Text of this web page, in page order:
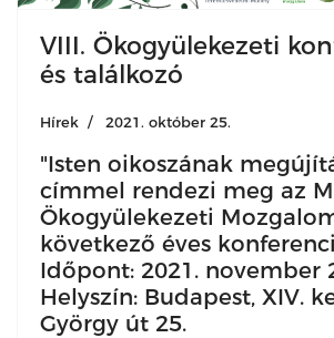
VIII. Ökogyülekezeti
és találkozó
Hírek 2021. október 25.
"Isten oikoszának
címmel rendezi meg az
Ökogyülekezeti
következő éves
Időpont: 2021. november
Helyszín: Budapest, XIV.
György út 25.